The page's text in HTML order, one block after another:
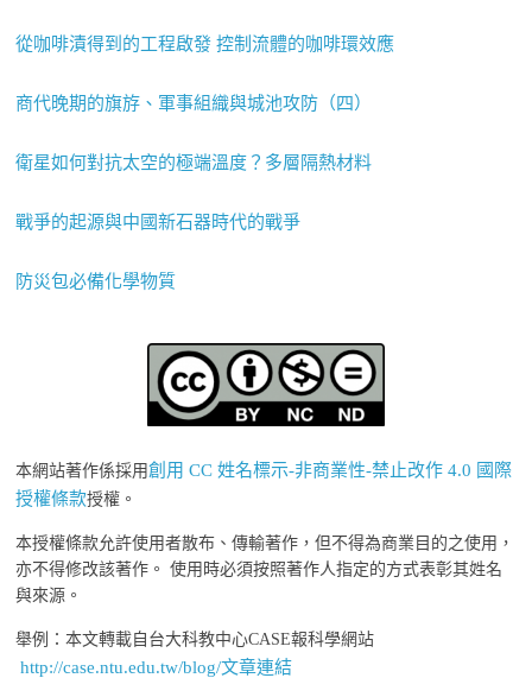
從咖啡漬得到的工程啟發 控制流體的咖啡環效應
商代晚期的旗斿、軍事組織與城池攻防（四）
衛星如何對抗太空的極端溫度？多層隔熱材料
戰爭的起源與中國新石器時代的戰爭
防災包必備化學物質
本網站著作係採用創用 CC 姓名標示-非商業性-禁止改作 4.0 國際
授權條款授權。
本授權條款允許使用者散布、傳輸著作，但不得為商業目的之使用，
亦不得修改該著作。 使用時必須按照著作人指定的方式表彰其姓名
與來源。
舉例：本文轉載自台大科教中心CASE報科學網站
http://case.ntu.edu.tw/blog/文章連結